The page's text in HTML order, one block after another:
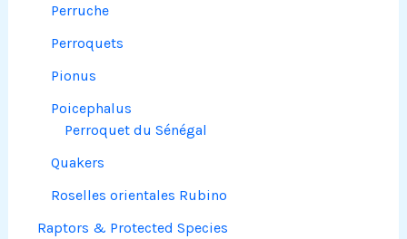
Perruche
Perroquets
Pionus
Poicephalus
Perroquet du Sénégal
Quakers
Roselles orientales Rubino
Raptors & Protected Species